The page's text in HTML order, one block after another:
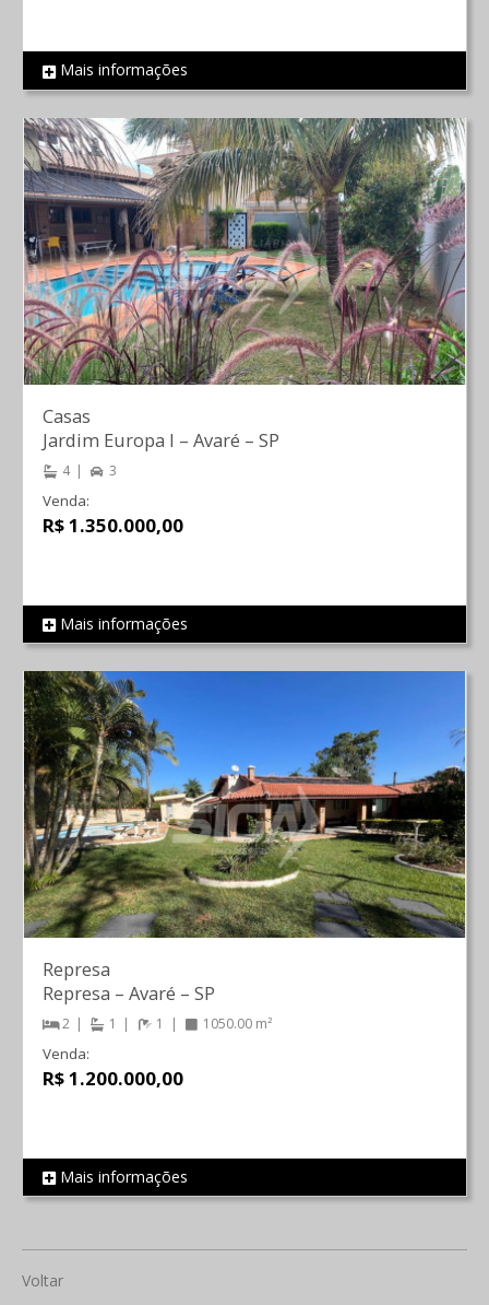
REF 206
Mais informações
REF 476
Casas
Jardim Europa I – Avaré – SP
4 3
Venda:
R$ 1.350.000,00
Mais informações
REF 1493
Represa
Represa – Avaré – SP
2 1 1 1050.00 m²
Venda:
R$ 1.200.000,00
Mais informações
Voltar